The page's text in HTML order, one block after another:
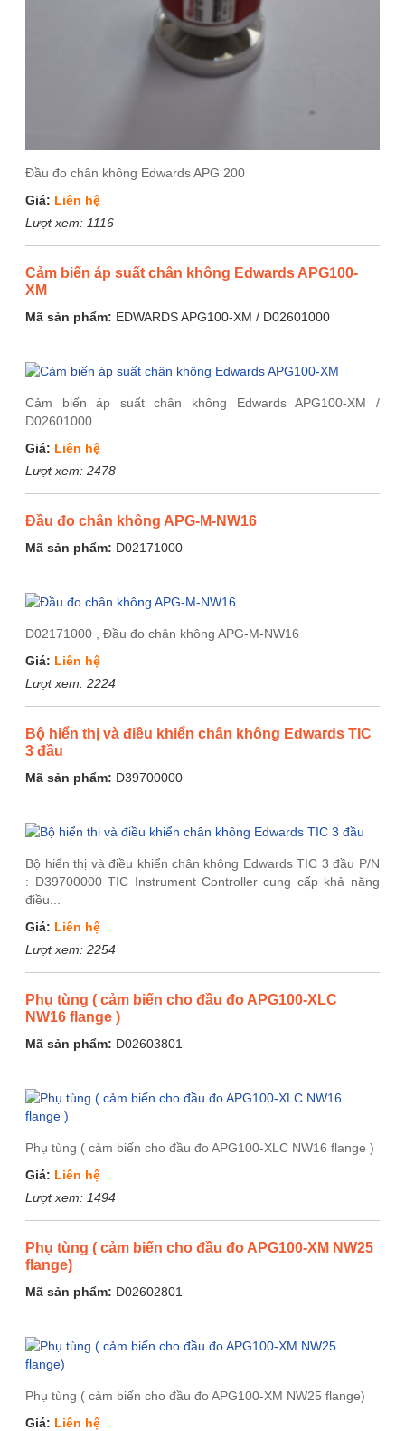
Đầu đo chân không Edwards APG 200
Giá: Liên hệ
Lượt xem: 1116
Cảm biến áp suất chân không Edwards APG100-
XM
Mã sản phẩm: EDWARDS APG100-XM / D02601000
Cảm biến áp suất chân không Edwards APG100-XM /
D02601000
Giá: Liên hệ
Lượt xem:2478
Đầu đo chân không APG-M-NW16
Mã sản phẩm: D02171000
D02171000 , Đầu đo chân không APG-M-NW16
Giá: Liên hệ
Lượt xem:2224
Bộ hiển thị và điều khiển chân không Edwards TIC
3 đầu
Mã sản phẩm: D39700000
Bộ hiển thị và điều khiển chân không Edwards TIC 3 đầu P/N
: D39700000 TIC Instrument Controller cung cấp khả năng
điều...
Giá: Liên hệ
Lượt xem:2254
Phụ tùng ( cảm biến cho đầu đo APG100-XLC
NW16 flange )
Mã sản phẩm: D02603801
Phụ tùng ( cảm biến cho đầu đo APG100-XLC NW16 flange )
Giá: Liên hệ
Lượt xem: 1494
Phụ tùng ( cảm biến cho đầu đo APG100-XM NW25
flange)
Mã sản phẩm: D02602801
Phụ tùng ( cảm biến cho đầu đo APG100-XM NW25 flange)
Giá: Liên hệ